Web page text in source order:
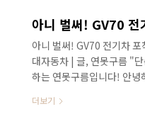
아니 벌써! GV70 전기차
대자동차 | 글, 연못구름 "
하는 연못구름입니다! 안녕
량이 내연기관으로 출시가
더보기